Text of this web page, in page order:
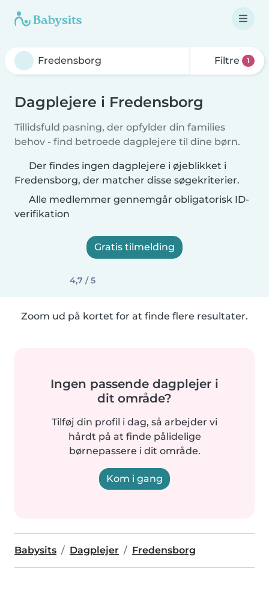
Filtre 1
Dagplejere i Fredensborg
Tillidsfuld pasning, der opfylder din families
behov - find betroede dagplejere til dine børn.
Der findes ingen dagplejere i øjeblikket i
Fredensborg, der matcher disse søgekriterier.
Alle medlemmer gennemgår obligatorisk ID-
verifikation
Gratis tilmelding
4,7 / 5
Zoom ud på kortet for at finde flere resultater.
Ingen passende dagplejer i
dit område?
Tilføj din profil i dag, så arbejder vi
hårdt på at finde pålidelige
børnepassere i dit område.
Kom i gang
Babysits Dagplejer Fredensborg